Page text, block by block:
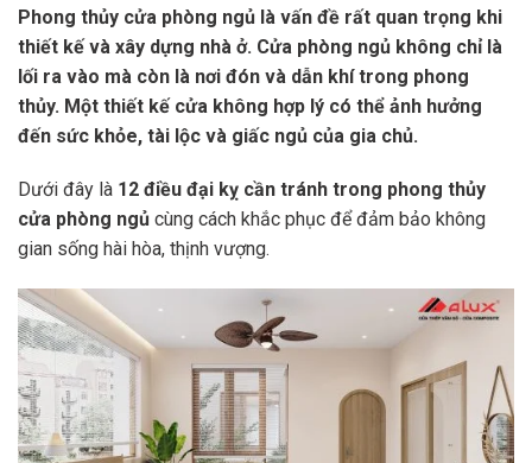
Phong thủy cửa phòng ngủ là vấn đề rất quan trọng khi
thiết kế và xây dựng nhà ở. Cửa phòng ngủ không chỉ là
lối ra vào mà còn là nơi đón và dẫn khí trong phong
thủy. Một thiết kế cửa không hợp lý có thể ảnh hưởng
đến sức khỏe, tài lộc và giấc ngủ của gia chủ.
Dưới đây là 12 điều đại kỵ cần tránh trong phong thủy
cửa phòng ngủ cùng cách khắc phục để đảm bảo không
gian sống hài hòa, thịnh vượng.